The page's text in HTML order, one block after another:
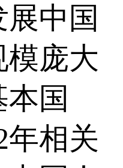
中国
庞大
国
年相关